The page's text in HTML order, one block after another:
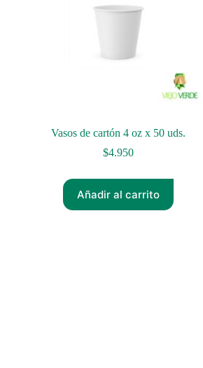
Vasos de cartón 4 oz x 50 uds.
$4.950
Añadir al carrito